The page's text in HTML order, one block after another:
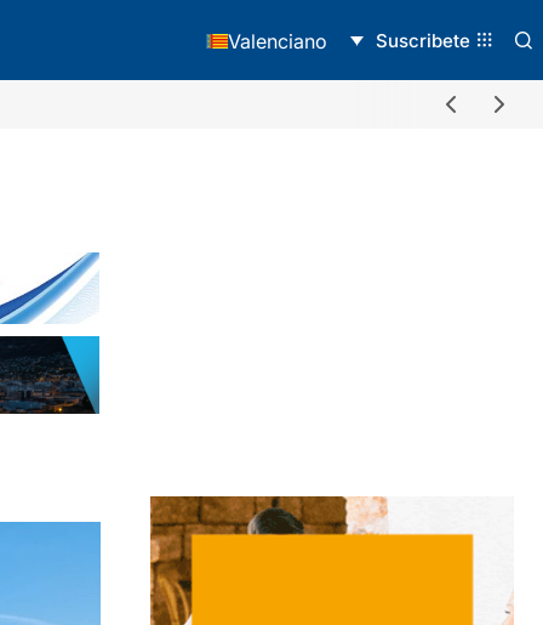
Valenciano Suscribete